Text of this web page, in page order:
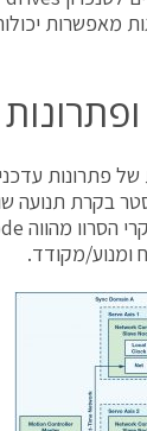
מאפשרות
פתרונות
כפי שמוצג באיור 1.